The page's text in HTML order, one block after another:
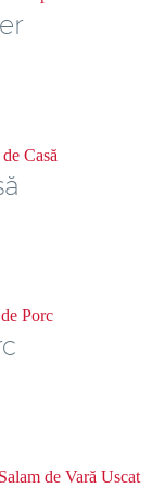
Casă
Porc
de Vară Uscat